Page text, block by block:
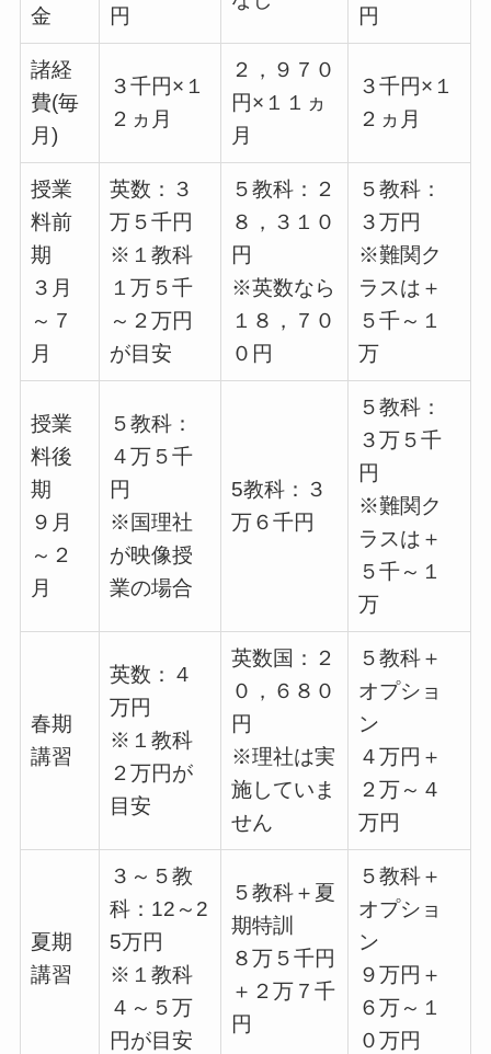
金 円 円
諸経
費(毎
月)
３千円×１
２ヵ月
２，９７０
円×１１ヵ
月
３千円×１
２ヵ月
授業
料前
期
３月
～７
月
英数：３
万５千円
※１教科
１万５千
～２万円
が目安
５教科：２
８，３１０
円
※英数なら
１８，７０
０円
５教科：
３万円
※難関ク
ラスは＋
５千～１
万
授業
料後
期
９月
～２
月
５教科：
４万５千
円
※国理社
が映像授
業の場合
5教科：３
万６千円
５教科：
３万５千
円
※難関ク
ラスは＋
５千～１
万
春期
講習
英数：４
万円
※１教科
２万円が
目安
英数国：２
０，６８０
円
※理社は実
施していま
せん
５教科＋
オプショ
ン
４万円＋
２万～４
万円
夏期
講習
３～５教
科：12～2
5万円
※１教科
４～５万
円が目安
５教科＋夏
期特訓
８万５千円
＋２万７千
円
５教科＋
オプショ
ン
９万円＋
６万～１
０万円